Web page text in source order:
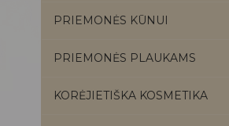
PRIEMONĖS KŪNUI
PRIEMONĖS PLAUKAMS
KORĖJIETIŠKA KOSMETIKA